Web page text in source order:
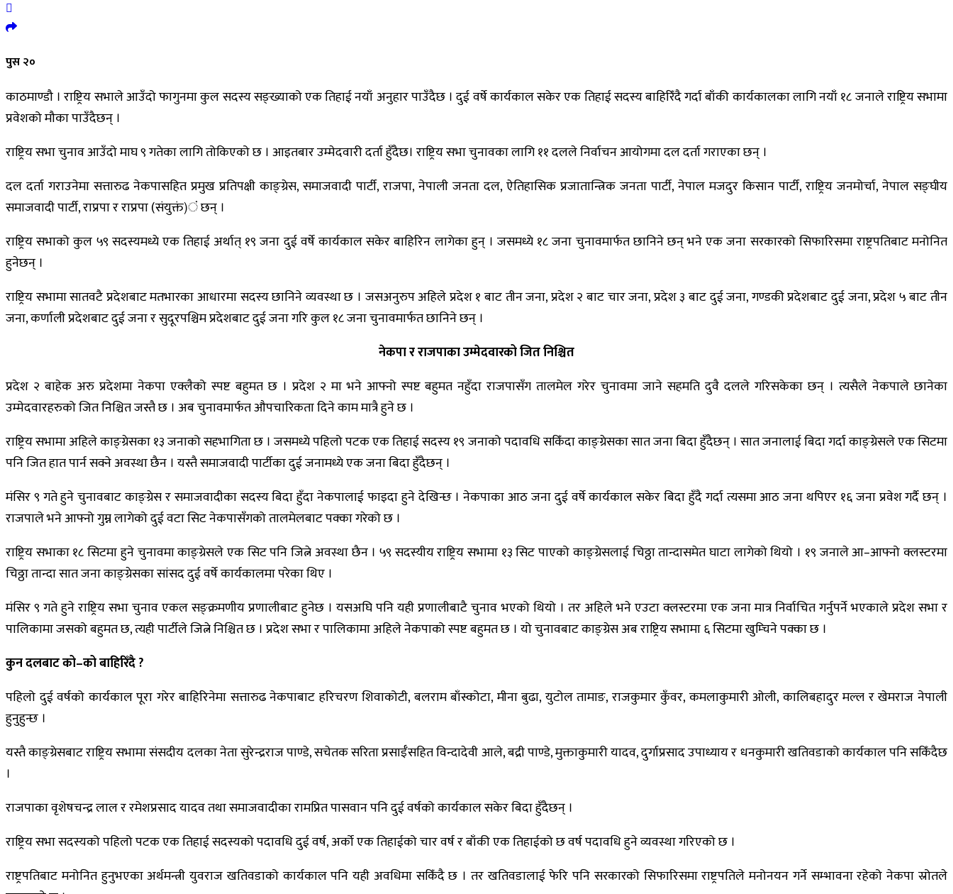
पुस २०
काठमाण्डौ । राष्ट्रिय सभाले आउँदो फागुनमा कुल सदस्य सङ्ख्याको एक तिहाई नयाँ अनुहार पाउँदैछ । दुई वर्षे कार्यकाल सकेर एक तिहाई सदस्य बाहिरिँदै गर्दा बाँकी कार्यकालका लागि नयाँ १८ जनाले राष्ट्रिय सभामा
प्रवेशको मौका पाउँदैछन् ।
राष्ट्रिय सभा चुनाव आउँदो माघ ९ गतेका लागि तोकिएको छ । आइतबार उम्मेदवारी दर्ता हुँदैछ। राष्ट्रिय सभा चुनावका लागि ११ दलले निर्वाचन आयोगमा दल दर्ता गराएका छन् ।
दल दर्ता गराउनेमा सत्तारुढ नेकपासहित प्रमुख प्रतिपक्षी काङ्ग्रेस, समाजवादी पार्टी, राजपा, नेपाली जनता दल, ऐतिहासिक प्रजातान्त्रिक जनता पार्टी, नेपाल मजदुर किसान पार्टी, राष्ट्रिय जनमोर्चा, नेपाल सङ्घीय
समाजवादी पार्टी, राप्रपा र राप्रपा (संयुक्तं)ं छन् ।
राष्ट्रिय सभाको कुल ५९ सदस्यमध्ये एक तिहाई अर्थात् १९ जना दुई वर्षे कार्यकाल सकेर बाहिरिन लागेका हुन् । जसमध्ये १८ जना चुनावमार्फत छानिने छन् भने एक जना सरकारको सिफारिसमा राष्ट्रपतिबाट मनोनित
हुनेछन् ।
राष्ट्रिय सभामा सातवटै प्रदेशबाट मतभारका आधारमा सदस्य छानिने व्यवस्था छ । जसअनुरुप अहिले प्रदेश १ बाट तीन जना, प्रदेश २ बाट चार जना, प्रदेश ३ बाट दुई जना, गण्डकी प्रदेशबाट दुई जना, प्रदेश ५ बाट तीन
जना, कर्णाली प्रदेशबाट दुई जना र सुदूरपश्चिम प्रदेशबाट दुई जना गरि कुल १८ जना चुनावमार्फत छानिने छन् ।
नेकपा र राजपाका उम्मेदवारको जित निश्चित
प्रदेश २ बाहेक अरु प्रदेशमा नेकपा एक्लैको स्पष्ट बहुमत छ । प्रदेश २ मा भने आफ्नो स्पष्ट बहुमत नहुँदा राजपासँग तालमेल गरेर चुनावमा जाने सहमति दुवै दलले गरिसकेका छन् । त्यसैले नेकपाले छानेका
उम्मेदवारहरुको जित निश्चित जस्तै छ । अब चुनावमार्फत औपचारिकता दिने काम मात्रै हुने छ ।
राष्ट्रिय सभामा अहिले काङ्ग्रेसका १३ जनाको सहभागिता छ । जसमध्ये पहिलो पटक एक तिहाई सदस्य १९ जनाको पदावधि सकिँदा काङ्ग्रेसका सात जना बिदा हुँदैछन् । सात जनालाई बिदा गर्दा काङ्ग्रेसले एक सिटमा
पनि जित हात पार्न सक्ने अवस्था छैन । यस्तै समाजवादी पार्टीका दुई जनामध्ये एक जना बिदा हुँदैछन् ।
मंसिर ९ गते हुने चुनावबाट काङ्ग्रेस र समाजवादीका सदस्य बिदा हुँदा नेकपालाई फाइदा हुने देखिन्छ । नेकपाका आठ जना दुई वर्षे कार्यकाल सकेर बिदा हुँदै गर्दा त्यसमा आठ जना थपिएर १६ जना प्रवेश गर्दै छन् ।
राजपाले भने आफ्नो गुम्न लागेको दुई वटा सिट नेकपासँगको तालमेलबाट पक्का गरेको छ ।
राष्ट्रिय सभाका १८ सिटमा हुने चुनावमा काङ्ग्रेसले एक सिट पनि जित्ने अवस्था छैन । ५९ सदस्यीय राष्ट्रिय सभामा १३ सिट पाएको काङ्ग्रेसलाई चिठ्ठा तान्दासमेत घाटा लागेको थियो । १९ जनाले आ–आफ्नो क्लस्टरमा
चिठ्ठा तान्दा सात जना काङ्ग्रेसका सांसद दुई वर्षे कार्यकालमा परेका थिए ।
मंसिर ९ गते हुने राष्ट्रिय सभा चुनाव एकल सङ्क्रमणीय प्रणालीबाट हुनेछ । यसअघि पनि यही प्रणालीबाटै चुनाव भएको थियो । तर अहिले भने एउटा क्लस्टरमा एक जना मात्र निर्वाचित गर्नुपर्ने भएकाले प्रदेश सभा र
पालिकामा जसको बहुमत छ, त्यही पार्टीले जित्ने निश्चित छ । प्रदेश सभा र पालिकामा अहिले नेकपाको स्पष्ट बहुमत छ । यो चुनावबाट काङ्ग्रेस अब राष्ट्रिय सभामा ६ सिटमा खुम्चिने पक्का छ ।
कुन दलबाट को–को बाहिरिँदै ?
पहिलो दुई वर्षको कार्यकाल पूरा गरेर बाहिरिनेमा सत्तारुढ नेकपाबाट हरिचरण शिवाकोटी, बलराम बाँस्कोटा, मीना बुढा, युटोल तामाङ, राजकुमार कुँवर, कमलाकुमारी ओली, कालिबहादुर मल्ल र खेमराज नेपाली
हुनुहुन्छ ।
यस्तै काङ्ग्रेसबाट राष्ट्रिय सभामा संसदीय दलका नेता सुरेन्द्रराज पाण्डे, सचेतक सरिता प्रसाईँसहित विन्दादेवी आले, बद्री पाण्डे, मुक्ताकुमारी यादव, दुर्गाप्रसाद उपाध्याय र धनकुमारी खतिवडाको कार्यकाल पनि सकिँदैछ
।
राजपाका वृशेषचन्द्र लाल र रमेशप्रसाद यादव तथा समाजवादीका रामप्रित पासवान पनि दुई वर्षको कार्यकाल सकेर बिदा हुँदैछन् ।
राष्ट्रिय सभा सदस्यको पहिलो पटक एक तिहाई सदस्यको पदावधि दुई वर्ष, अर्को एक तिहाईको चार वर्ष र बाँकी एक तिहाईको छ वर्ष पदावधि हुने व्यवस्था गरिएको छ ।
राष्ट्रपतिबाट मनोनित हुनुभएका अर्थमन्त्री युवराज खतिवडाको कार्यकाल पनि यही अवधिमा सकिँदै छ । तर खतिवडालाई फेरि पनि सरकारको सिफारिसमा राष्ट्रपतिले मनोनयन गर्ने सम्भावना रहेको नेकपा स्रोतले